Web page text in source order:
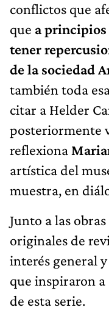
conflictos que
que a principios
tener
de la sociedad
también toda
citar a Helder
posteriormente
reflexiona
artística del
muestra, en
Junto a las
originales de
interés general
que inspiraron
de esta serie.